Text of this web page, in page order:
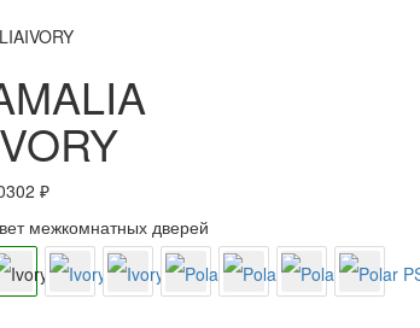
₽
межкомнатных дверей